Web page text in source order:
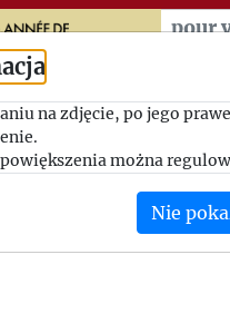
pour
04, Jerzy Giedroyc - Stanisław
pisze Stanisławowi
zapowiada również
na zdjęcie, po jego
można
Nie